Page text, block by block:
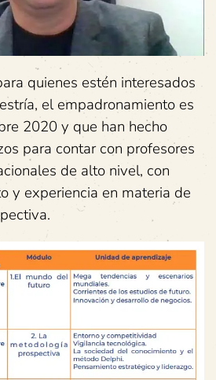
quienes estén interesados
el empadronamiento es
2020 y que han hecho
para contar con profesores
de alto nivel, con
y experiencia en materia de